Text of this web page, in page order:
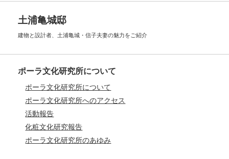
土浦亀城邸
建物と設計者、土浦亀城・信子夫妻の魅力をご紹介
ポーラ文化研究所について
ポーラ文化研究所について
ポーラ文化研究所へのアクセス
活動報告
化粧文化研究報告
ポーラ文化研究所のあゆみ